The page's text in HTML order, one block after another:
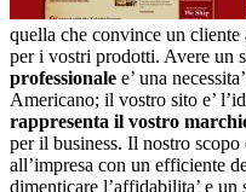
quella che convince un
per i vostri prodotti. Avere un
professionale e’ una
Americano; il vostro sito e’
rappresenta il vostro
per il business. Il nostro scopo
all’impresa con un efficiente
dimenticare l’affidabilita’ e un